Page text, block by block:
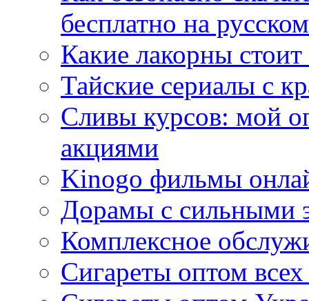
бесплатно на
Какие лакорны
Тайские сериалы с
Сливы курсов: мой
акциями
Kinogo фильмы
Дорамы с сильными
Комплексное
Сигареты оптом